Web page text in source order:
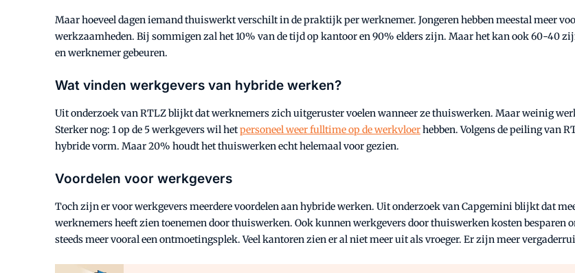
Maar hoeveel dagen iemand thuiswerkt verschilt in de praktijk per werknemer. Jongeren hebben meestal meer
werkzaamheden. Bij sommigen zal het 10% van de tijd op kantoor en 90% elders zijn. Maar het kan ook 60-40
en werknemer gebeuren.
Wat vinden werkgevers van hybride werken?
Uit onderzoek van RTLZ blijkt dat werknemers zich uitgeruster voelen wanneer ze thuiswerken. Maar weinig
Sterker nog: 1 op de 5 werkgevers wil hetpersoneel weer fulltime op de werkvloerhebben. Volgens de peiling van
hybride vorm. Maar 20% houdt het thuiswerken echt helemaal voor gezien.
Voordelen voor werkgevers
Toch zijn er voor werkgevers meerdere voordelen aan hybride werken. Uit onderzoek van Capgemini blijkt dat
werknemers heeft zien toenemen door thuiswerken. Ook kunnen werkgevers door thuiswerken kosten
steeds meer vooral een ontmoetingsplek. Veel kantoren zien er al niet meer uit als vroeger. Er zijn meer